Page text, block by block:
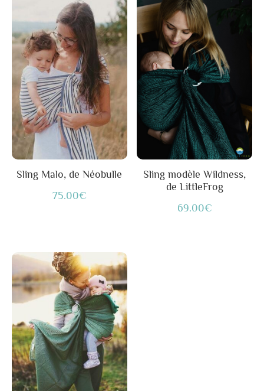
Sling Malo, de Néobulle
75.00€
produit
plusieurs
variations.
Les
options
peuvent
être
choisies
sur
Sling modèle Wildness,
de LittleFrog
69.00€
Ce
produit
variations.
Les
options
peuvent